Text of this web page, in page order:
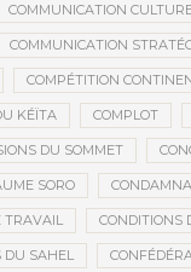
COMMUNICATION
COMMUNICATION
COMPÉTITION
KÉÏTA COMPLOT
DU SOMMET
SORO
TRAVAIL CONDITIONS
DU SAHEL